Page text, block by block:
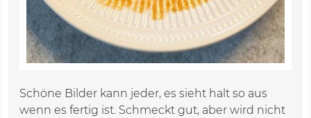
Schöne Bilder kann jeder, es sieht halt so aus
wenn es fertig ist. Schmeckt gut, aber wird nicht